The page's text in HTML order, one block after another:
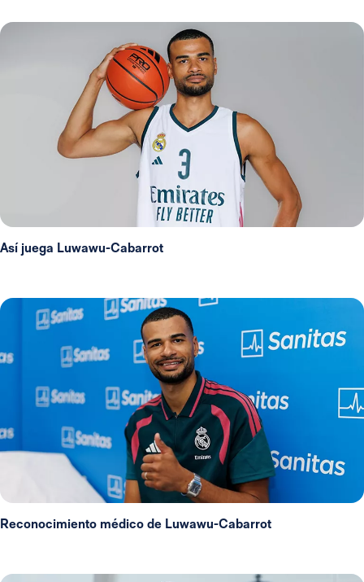
Así juega Luwawu-Cabarrot
Reconocimiento médico de Luwawu-Cabarrot